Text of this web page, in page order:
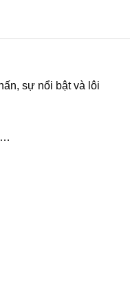
sự nổi bật và lôi